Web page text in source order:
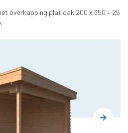
overkapping plat dak 200 x 350 +